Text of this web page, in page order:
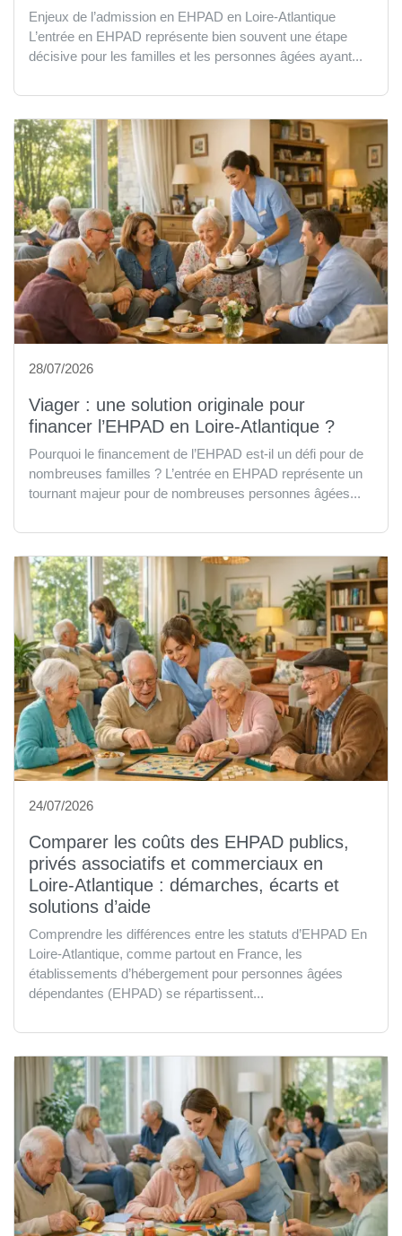
Enjeux de l’admission en EHPAD en Loire-Atlantique
L’entrée en EHPAD représente bien souvent une étape
décisive pour les familles et les personnes âgées ayant...
28/07/2026
Viager : une solution originale pour
financer l’EHPAD en Loire-Atlantique ?
Pourquoi le financement de l’EHPAD est-il un défi pour de
nombreuses familles ? L’entrée en EHPAD représente un
tournant majeur pour de nombreuses personnes âgées...
24/07/2026
Comparer les coûts des EHPAD publics,
privés associatifs et commerciaux en
Loire-Atlantique : démarches, écarts et
solutions d’aide
Comprendre les différences entre les statuts d’EHPAD En
Loire-Atlantique, comme partout en France, les
établissements d’hébergement pour personnes âgées
dépendantes (EHPAD) se répartissent...